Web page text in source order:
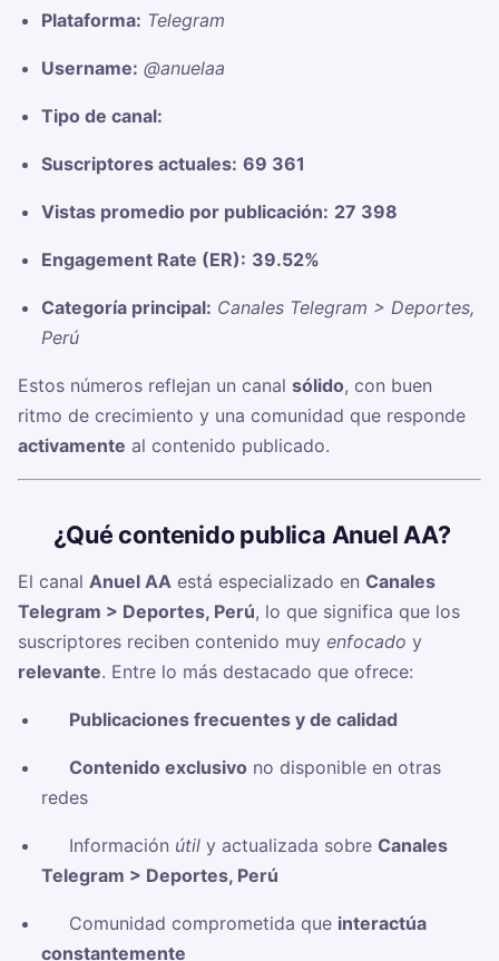
Plataforma: Telegram
Username: @anuelaa
Tipo de canal:
Suscriptores actuales: 69 361
Vistas promedio por publicación: 27 398
Engagement Rate (ER): 39.52%
Categoría principal: Canales Telegram > Deportes,
Perú
Estos números reflejan un canal sólido, con buen
ritmo de crecimiento y una comunidad que responde
activamente al contenido publicado.
¿Qué contenido publica Anuel AA?
El canal Anuel AA está especializado en Canales
Telegram > Deportes, Perú, lo que significa que los
suscriptores reciben contenido muy enfocado y
relevante. Entre lo más destacado que ofrece:
Publicaciones frecuentes y de calidad
Contenido exclusivo no disponible en otras
redes
✅ Información útily actualizada sobre Canales
Telegram > Deportes, Perú
✅ Comunidad comprometida que interactúa
constantemente